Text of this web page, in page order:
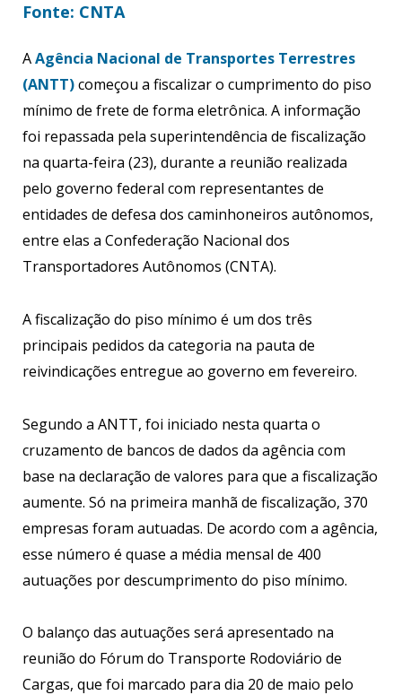
Fonte: CNTA
AAgência Nacional de Transportes Terrestres
(ANTT)começou a fiscalizar o cumprimento do piso
mínimo de frete de forma eletrônica. A informação
foi repassada pela superintendência de fiscalização
na quarta-feira (23), durante a reunião realizada
pelo governo federal com representantes de
entidades de defesa dos caminhoneiros autônomos,
entre elas a Confederação Nacional dos
Transportadores Autônomos (CNTA).
A fiscalização do piso mínimo é um dos três
principais pedidos da categoria na pauta de
reivindicações entregue ao governo em fevereiro.
Segundo a ANTT, foi iniciado nesta quarta o
cruzamento de bancos de dados da agência com
base na declaração de valores para que a fiscalização
aumente. Só na primeira manhã de fiscalização, 370
empresas foram autuadas. De acordo com a agência,
esse número é quase a média mensal de 400
autuações por descumprimento do piso mínimo.
O balanço das autuações será apresentado na
reunião do Fórum do Transporte Rodoviário de
Cargas, que foi marcado para dia 20 de maio pelo